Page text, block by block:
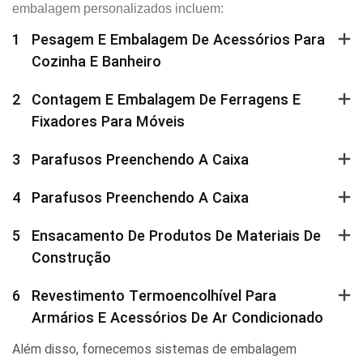
embalagem personalizados incluem:
1
Pesagem E Embalagem De Acessórios Para
Cozinha E Banheiro
2 Contagem E Embalagem De Ferragens E
Fixadores Para Móveis
3 Parafusos Preenchendo A Caixa
4 Parafusos Preenchendo A Caixa
5 Ensacamento De Produtos De Materiais De
Construção
6 Revestimento Termoencolhível Para
Armários E Acessórios De Ar Condicionado
Além disso, fornecemos sistemas de embalagem